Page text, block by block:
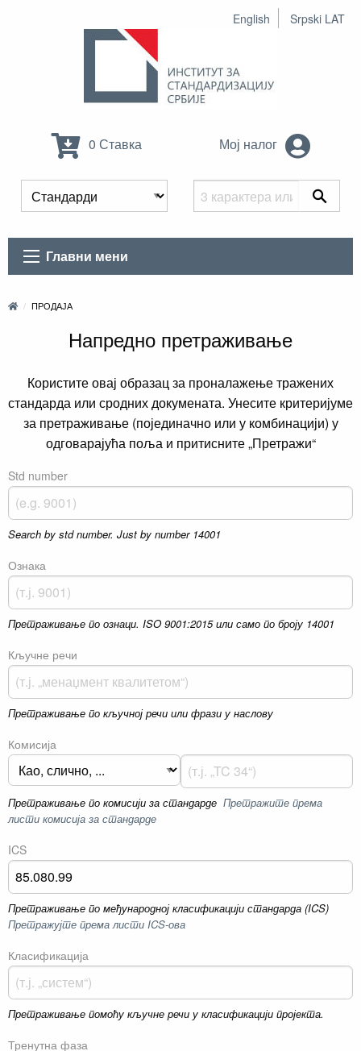
English Srpski LAT
0 Ставка Мој налог
Главни мени
ПРОДАЈА
Напредно претраживање
Користите овај образац за проналажење тражених
стандарда или сродних докумената. Унесите критеријуме
за претраживање (појединачно или у комбинацији) у
одговарајућа поља и притисните „Претражи“
Std number
Search by std number. Just by number 14001
Ознака
Претраживање по ознаци. ISO 9001:2015 или само по броју 14001
Кључне речи
Претраживање по кључној речи или фрази у наслову
Комисија
Претраживање по комисији за стандарде Претражите према
листи комисија за стандарде
ICS
Претраживање по међународној класификацији стандарда (ICS)
Претражујте према листи ICS-ова
Класификација
Претраживање помоћу кључне речи у класификацији пројекта.
Тренутна фаза